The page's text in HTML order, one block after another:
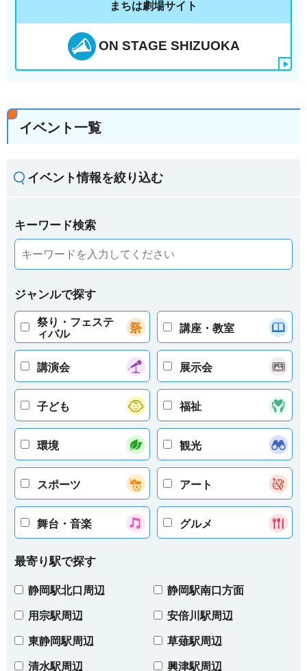
まちは劇場サイト
ON STAGE SHIZUOKA
イベント一覧
イベント情報を絞り込む
キーワード検索
ジャンルで探す
祭り・フェステ
ィバル
講座・教室
講演会 展示会
子ども 福祉
環境 観光
スポーツ アート
舞台・音楽 グルメ
最寄り駅で探す
静岡駅北口周辺 静岡駅南口方面
用宗駅周辺 安倍川駅周辺
東静岡駅周辺 草薙駅周辺
清水駅周辺 興津駅周辺